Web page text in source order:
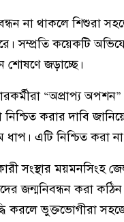
না থাকলে শিশুরা
সম্প্রতি কয়েকটি
শোষণে জড়াচ্ছে।
“অপ্রাপ্য অপশন”
নিশ্চিত করার দাবি
এটি নিশ্চিত করা
সংস্থার ময়মনসিংহ
জন্মনিবন্ধন করা
করলে ভুক্তভোগীরা